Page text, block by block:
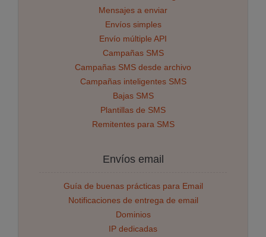
Mensajes a enviar
Envíos simples
Envío múltiple API
Campañas SMS
Campañas SMS desde archivo
Campañas inteligentes SMS
Bajas SMS
Plantillas de SMS
Remitentes para SMS
Envíos email
Guía de buenas prácticas para Email
Notificaciones de entrega de email
Dominios
IP dedicadas